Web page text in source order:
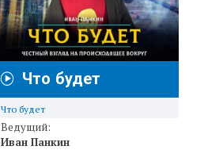
Что будет
Что будет
Ведущий:
Иван Панкин